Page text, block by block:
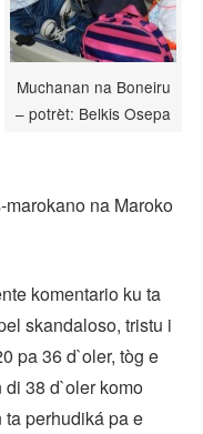
Muchanan na Boneiru
– potrèt: Belkis Osepa
na Maroko
komentario ku ta
skandaloso, tristu i
pa 36 d`oler, tòg e
38 d`oler komo
perhudiká pa e